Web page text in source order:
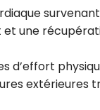
une
d’effort
extérieures